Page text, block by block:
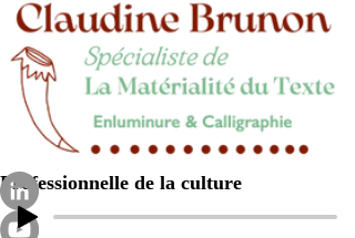
Professionnelle de la culture